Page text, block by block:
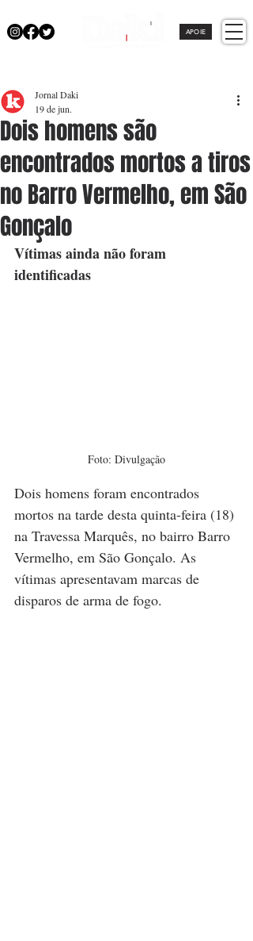
APOIE
Dois homens são
encontrados mortos a tiros
no Barro Vermelho, em São
Gonçalo
Jornal Daki
19 de jun.
Vítimas ainda não foram
identificadas
Foto: Divulgação
Dois homens foram encontrados
mortos na tarde desta quinta-feira (18)
na Travessa Marquês, no bairro Barro
Vermelho, em São Gonçalo. As
vítimas apresentavam marcas de
disparos de arma de fogo.